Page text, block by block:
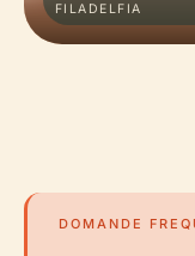
FILADELFIA
DOMANDE